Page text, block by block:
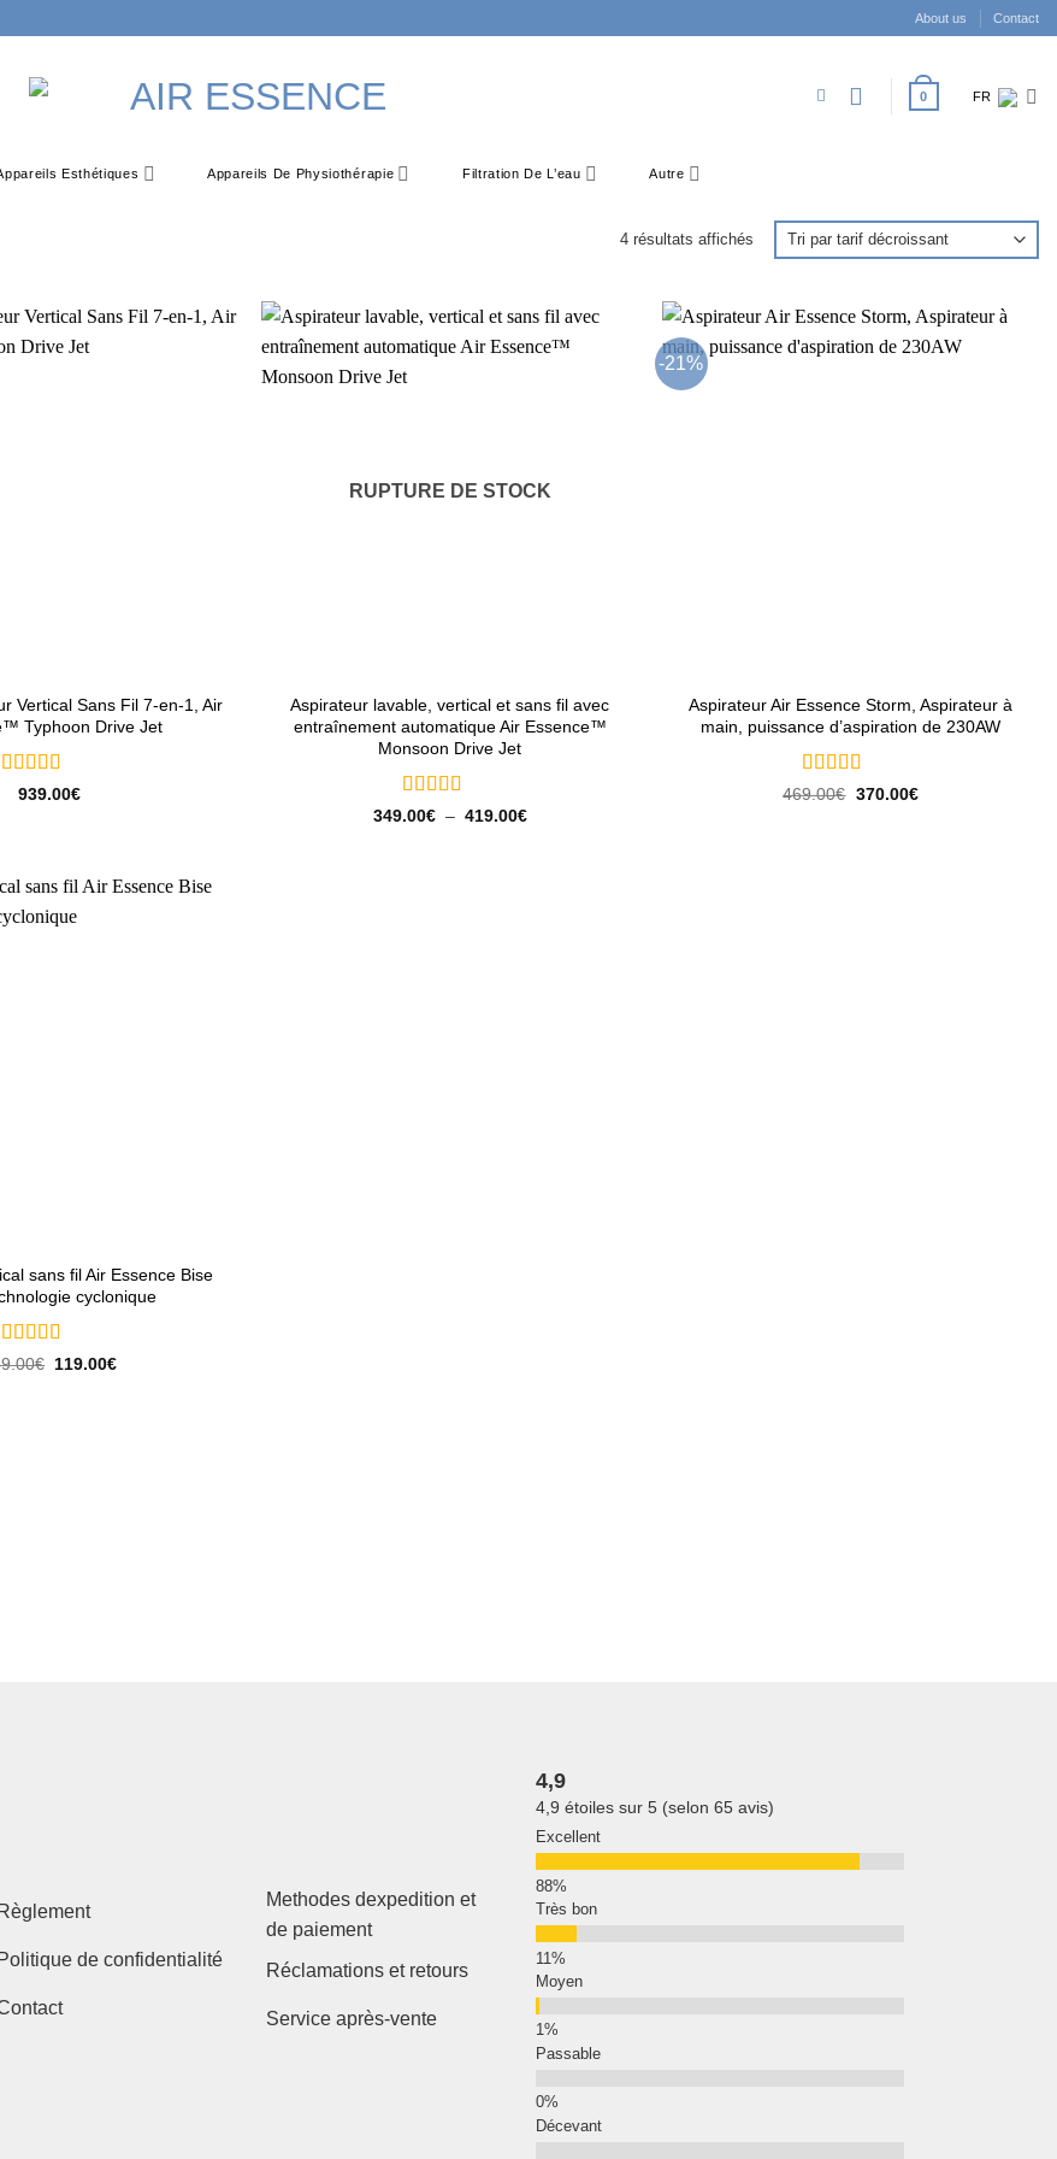
About us Contact
0 FR
Esthétiques Appareils De Physiothérapie Filtration De L’eau Autre
4 résultats affichésTrié
décroissant
Vertical Sans Fil 7-en-1, Air
Typhoon Drive Jet
Note5sur 5
939.00€
RUPTURE DE STOCK
Aspirateur lavable, vertical et sans fil avec
entraînement automatique Air Essence™
Monsoon Drive Jet
Note 5sur 5
349.00€ – 419.00€Plage
-21%
Aspirateur Air Essence Storm, Aspirateur à
main, puissance d’aspiration de 230AW
Note5 sur 5
469.00€ Le
370.00€Le
sans fil Air Essence Bise
cyclonique
Note5 sur 5
€ Le
119.00€Le
Règlement
Politique de confidentialité
Methodes dexpedition et
de paiement
Réclamations et retours
Service après-vente
4,9
4,9 étoiles sur 5 (selon 65 avis)
Excellent
Très bon
Moyen
Passable
Décevant